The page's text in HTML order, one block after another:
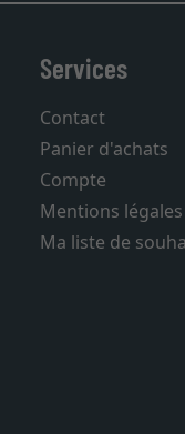
Services
Contact
Panier d'achats
Compte
Mentions légales